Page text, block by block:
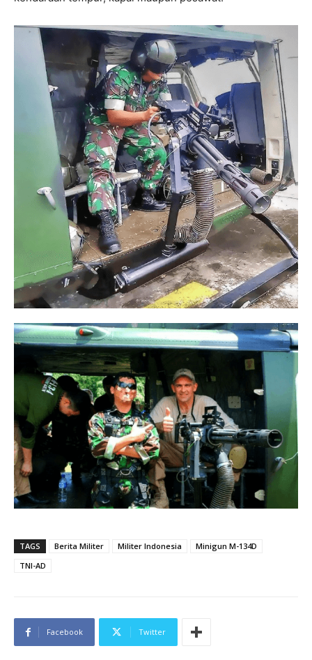
TAGS Berita Militer Militer Indonesia
Minigun M-134D
TNI-AD
Facebook Twitter